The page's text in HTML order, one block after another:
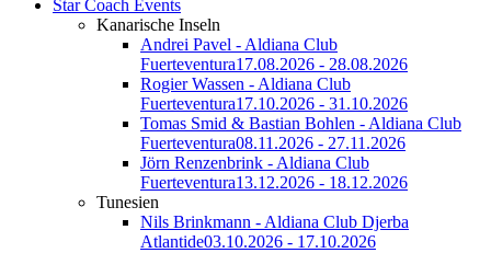
Star Coach Events
Kanarische Inseln
Andrei Pavel - Aldiana Club
Fuerteventura17.08.2026 - 28.08.2026
Rogier Wassen - Aldiana Club
Fuerteventura17.10.2026 - 31.10.2026
Tomas Smid & Bastian Bohlen - Aldiana Club
Fuerteventura08.11.2026 - 27.11.2026
Jörn Renzenbrink - Aldiana Club
Fuerteventura13.12.2026 - 18.12.2026
Tunesien
Nils Brinkmann - Aldiana Club Djerba
Atlantide03.10.2026 - 17.10.2026